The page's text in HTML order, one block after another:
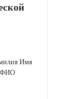
Имя
ФИО